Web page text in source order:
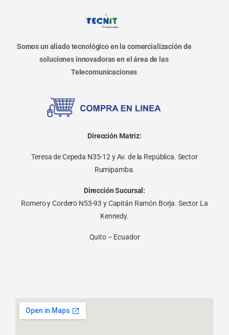
Somos un aliado tecnológico en la comercialización de
soluciones innovadoras en el área de las
Telecomunicaciones
Dirección Matriz:
Teresa de Cepeda N35-12 y Av. de la República. Sector
Rumipamba.
Dirección Sucursal:
Romero y Cordero N53-93 y Capitán Ramón Borja. Sector La
Kennedy.
Quito – Ecuador